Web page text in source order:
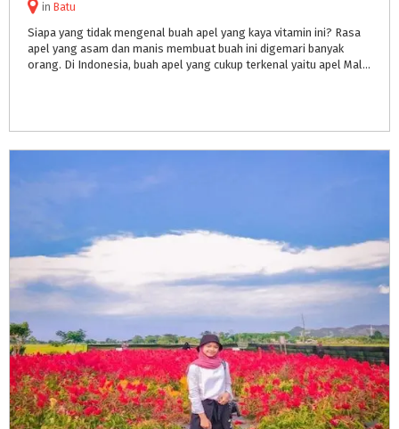
in Batu
Siapa yang tidak mengenal buah apel yang kaya vitamin ini? Rasa
apel yang asam dan manis membuat buah ini digemari banyak
orang. Di Indonesia, buah apel yang cukup terkenal yaitu apel Malang. Benar, Malang khususnya kota Batu